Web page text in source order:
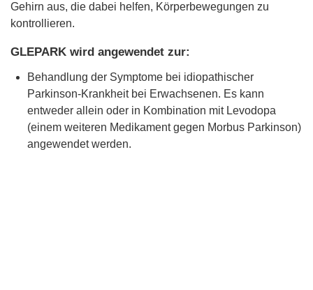
Gehirn aus, die dabei helfen, Körperbewegungen zu
kontrollieren.
GLEPARK wird angewendet zur:
Behandlung der Symptome bei idiopathischer
Parkinson-Krankheit bei Erwachsenen. Es kann
entweder allein oder in Kombination mit Levodopa
(einem weiteren Medikament gegen Morbus Parkinson)
angewendet werden.